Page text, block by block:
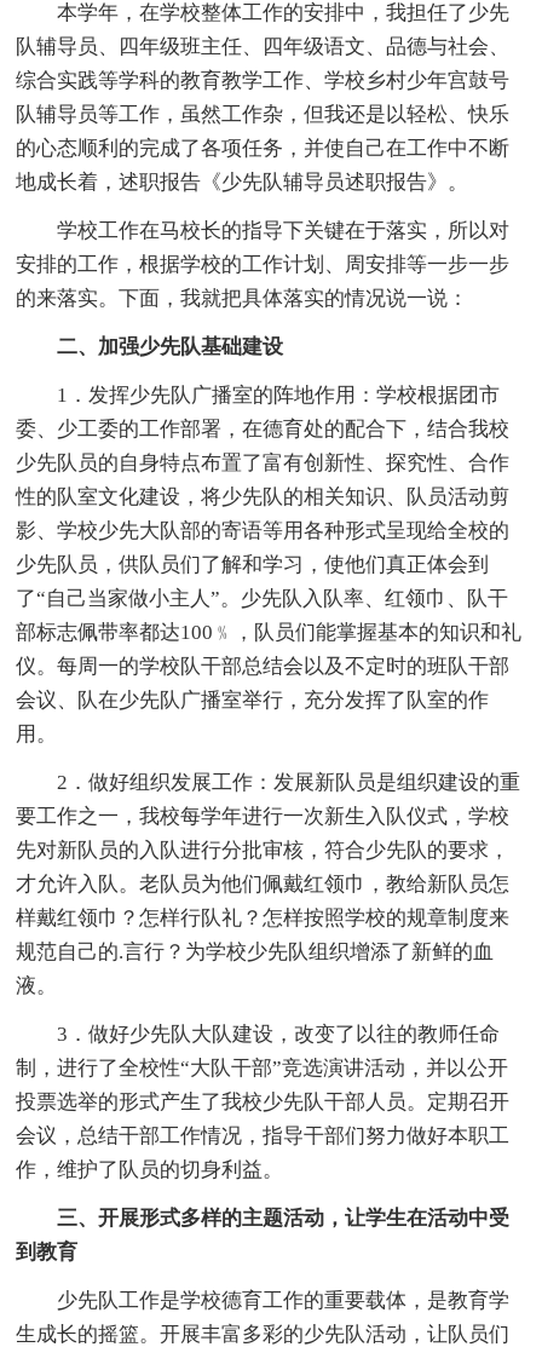
本学年，在学校整体工作的安排中，我担任了少先
队辅导员、四年级班主任、四年级语文、品德与社会、
综合实践等学科的教育教学工作、学校乡村少年宫鼓号
队辅导员等工作，虽然工作杂，但我还是以轻松、快乐
的心态顺利的完成了各项任务，并使自己在工作中不断
地成长着，述职报告《少先队辅导员述职报告》。
学校工作在马校长的指导下关键在于落实，所以对
安排的工作，根据学校的工作计划、周安排等一步一步
的来落实。下面，我就把具体落实的情况说一说：
二、加强少先队基础建设
1．发挥少先队广播室的阵地作用：学校根据团市
委、少工委的工作部署，在德育处的配合下，结合我校
少先队员的自身特点布置了富有创新性、探究性、合作
性的队室文化建设，将少先队的相关知识、队员活动剪
影、学校少先大队部的寄语等用各种形式呈现给全校的
少先队员，供队员们了解和学习，使他们真正体会到
了“自己当家做小主人”。少先队入队率、红领巾、队干
部标志佩带率都达100﹪，队员们能掌握基本的知识和礼
仪。每周一的学校队干部总结会以及不定时的班队干部
会议、队在少先队广播室举行，充分发挥了队室的作
用。
2．做好组织发展工作：发展新队员是组织建设的重
要工作之一，我校每学年进行一次新生入队仪式，学校
先对新队员的入队进行分批审核，符合少先队的要求，
才允许入队。老队员为他们佩戴红领巾，教给新队员怎
样戴红领巾？怎样行队礼？怎样按照学校的规章制度来
规范自己的.言行？为学校少先队组织增添了新鲜的血
液。
3．做好少先队大队建设，改变了以往的教师任命
制，进行了全校性“大队干部”竞选演讲活动，并以公开
投票选举的形式产生了我校少先队干部人员。定期召开
会议，总结干部工作情况，指导干部们努力做好本职工
作，维护了队员的切身利益。
三、开展形式多样的主题活动，让学生在活动中受
到教育
少先队工作是学校德育工作的重要载体，是教育学
生成长的摇篮。开展丰富多彩的少先队活动，让队员们